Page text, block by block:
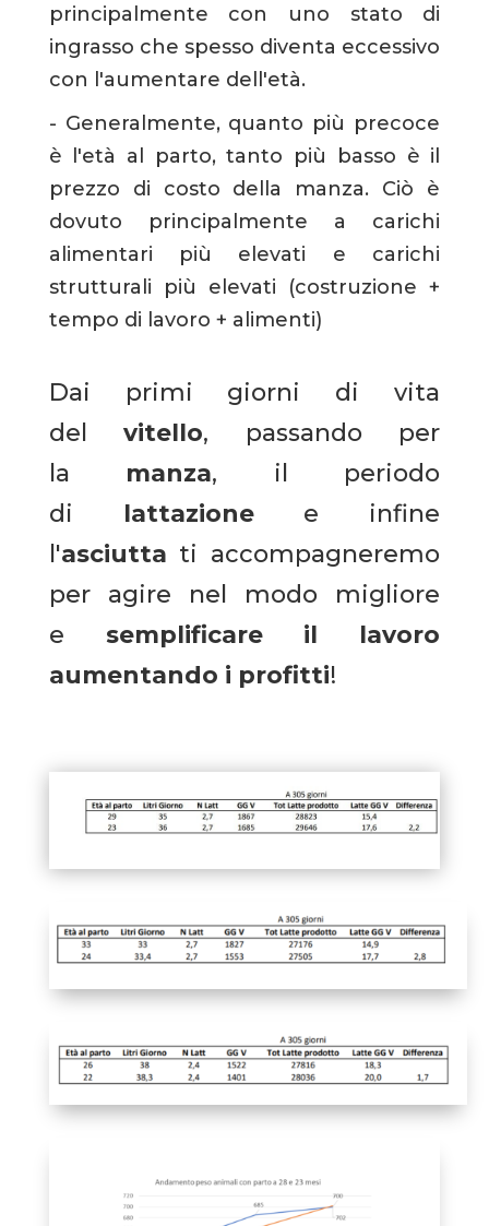
principalmente con uno stato di
ingrasso che spesso diventa eccessivo
con l'aumentare dell'età.
- Generalmente, quanto più precoce
è l'età al parto, tanto più basso è il
prezzo di costo della manza. Ciò è
dovuto principalmente a carichi
alimentari più elevati e carichi
strutturali più elevati (costruzione +
tempo di lavoro + alimenti)
Dai primi giorni di vita
delvitello, passando per
la manza, il periodo
di lattazionee infine
l'asciutta ti accompagneremo
per agire nel modo migliore
e semplificare il lavoro
aumentando i profitti!